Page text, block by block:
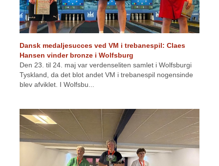
Dansk medaljesucces ved VM i trebanespil: Claes
Hansen vinder bronze i Wolfsburg
Den 23. til 24. maj var verdenseliten samlet i Wolfsburgi
Tyskland, da det blot andet VM i trebanespil nogensinde
blev afviklet. I Wolfsbu...